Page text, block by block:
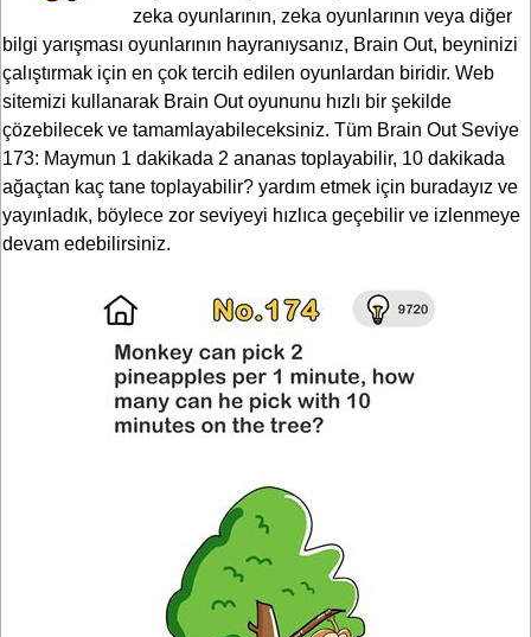
zeka oyunlarının, zeka oyunlarının veya diğer
bilgi yarışması oyunlarının hayranıysanız, Brain Out, beyninizi
çalıştırmak için en çok tercih edilen oyunlardan biridir. Web
sitemizi kullanarak Brain Out oyununu hızlı bir şekilde
çözebilecek ve tamamlayabileceksiniz. Tüm Brain Out Seviye
173: Maymun 1 dakikada 2 ananas toplayabilir, 10 dakikada
ağaçtan kaç tane toplayabilir? yardım etmek için buradayız ve
yayınladık, böylece zor seviyeyi hızlıca geçebilir ve izlenmeye
devam edebilirsiniz.